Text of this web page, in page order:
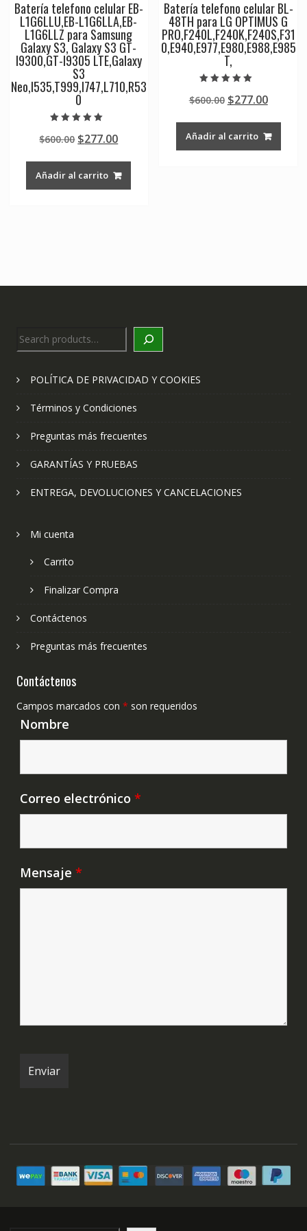
Batería telefono celular EB-
L1G6LLU,EB-L1G6LLA,EB-
L1G6LLZ para Samsung
Galaxy S3, Galaxy S3 GT-
I9300,GT-I9305 LTE,Galaxy
S3
Neo,I535,T999,I747,L710,R53
0
5.00
de 5
$600.00 Original
was:
$600.00.
$277.00Current
$277.00.
Añadir al carrito
Batería telefono celular BL-
48TH para LG OPTIMUS G
PRO,F240L,F240K,F240S,F31
0,E940,E977,E980,E988,E985
T,
5.00
de 5
$600.00 Original
was:
$600.00.
$277.00
Añadir al carrito
Search
POLÍTICA DE PRIVACIDAD Y COOKIES
Términos y Condiciones
Preguntas más frecuentes
GARANTÍAS Y PRUEBAS
ENTREGA, DEVOLUCIONES Y CANCELACIONES
Mi cuenta
Carrito
Finalizar Compra
Contáctenos
Preguntas más frecuentes
Contáctenos
Campos marcados con * son requeridos
Nombre
Correo electrónico *
Mensaje *